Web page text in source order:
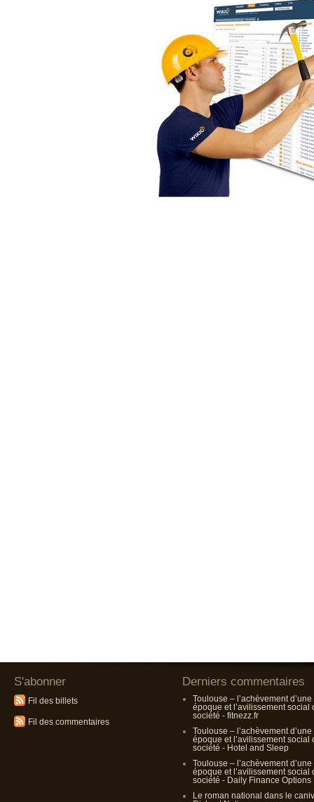
S'abonner
Fil des billets
Fil des commentaires
Derniers commentaires
Toulouse – l’achèvement d’une
époque et l’avilissement social
société - fitnezz.fr
Toulouse – l’achèvement d’une
époque et l’avilissement social
société - Hotel and Sleep
Toulouse – l’achèvement d’une
époque et l’avilissement social
société - Daily Finance Options
Le roman national dans le